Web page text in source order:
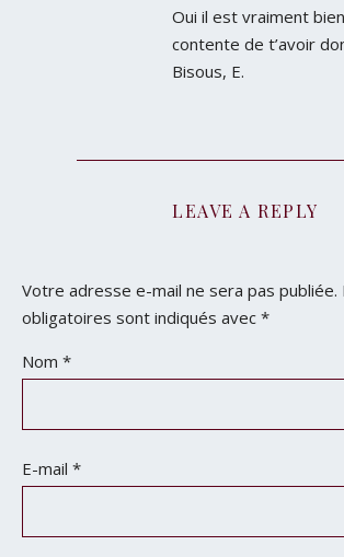
Oui il est vraiment
contente de t’avoir
Bisous, E.
LEAVE A REPLY
Votre adresse e-mail ne sera pas publiée.
obligatoires sont indiqués avec *
Nom *
E-mail *